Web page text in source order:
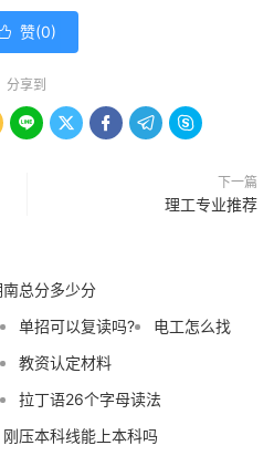
赞(0)
分享到
    
下一篇
理工专业推荐
南总分多少分
单招可以复读吗?
电工怎么找
教资认定材料
拉丁语26个字母读法
刚压本科线能上本科吗